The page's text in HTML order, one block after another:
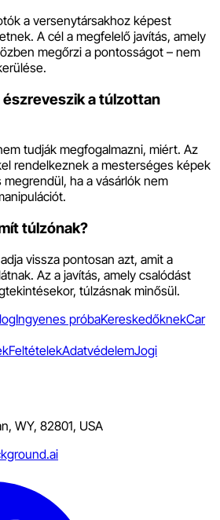
a versenytársakhoz képest
A cél a megfelelő javítás, amely
megőrzi a pontosságot – nem
észreveszik a túlzottan
tudják megfogalmazni, miért. Az
rendelkeznek a mesterséges képek
megrendül, ha a vásárlók nem
túlzónak?
vissza pontosan azt, amit a
Az a javítás, amely csalódást
túlzásnak minősül.
Ingyenes próbaKereskedőknekCar
FeltételekAdatvédelemJogi
WY, 82801, USA